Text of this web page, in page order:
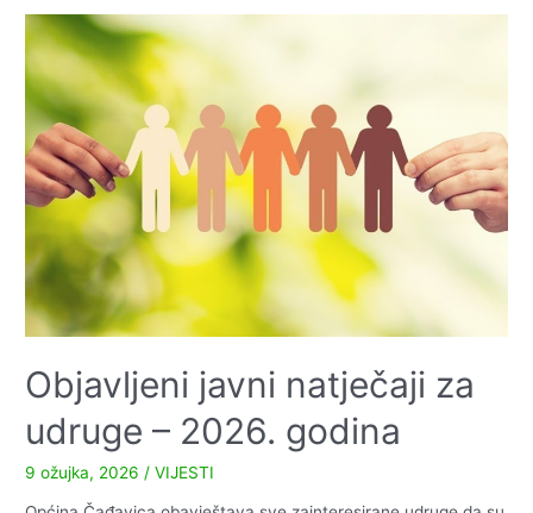
2026.g.
Objavljeni javni natječaji za
udruge – 2026. godina
9 ožujka, 2026 /VIJESTI